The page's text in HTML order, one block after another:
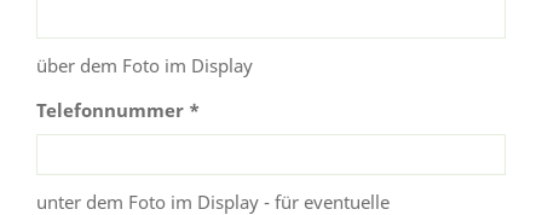
über dem Foto im Display
Telefonnummer *
unter dem Foto im Display - für eventuelle